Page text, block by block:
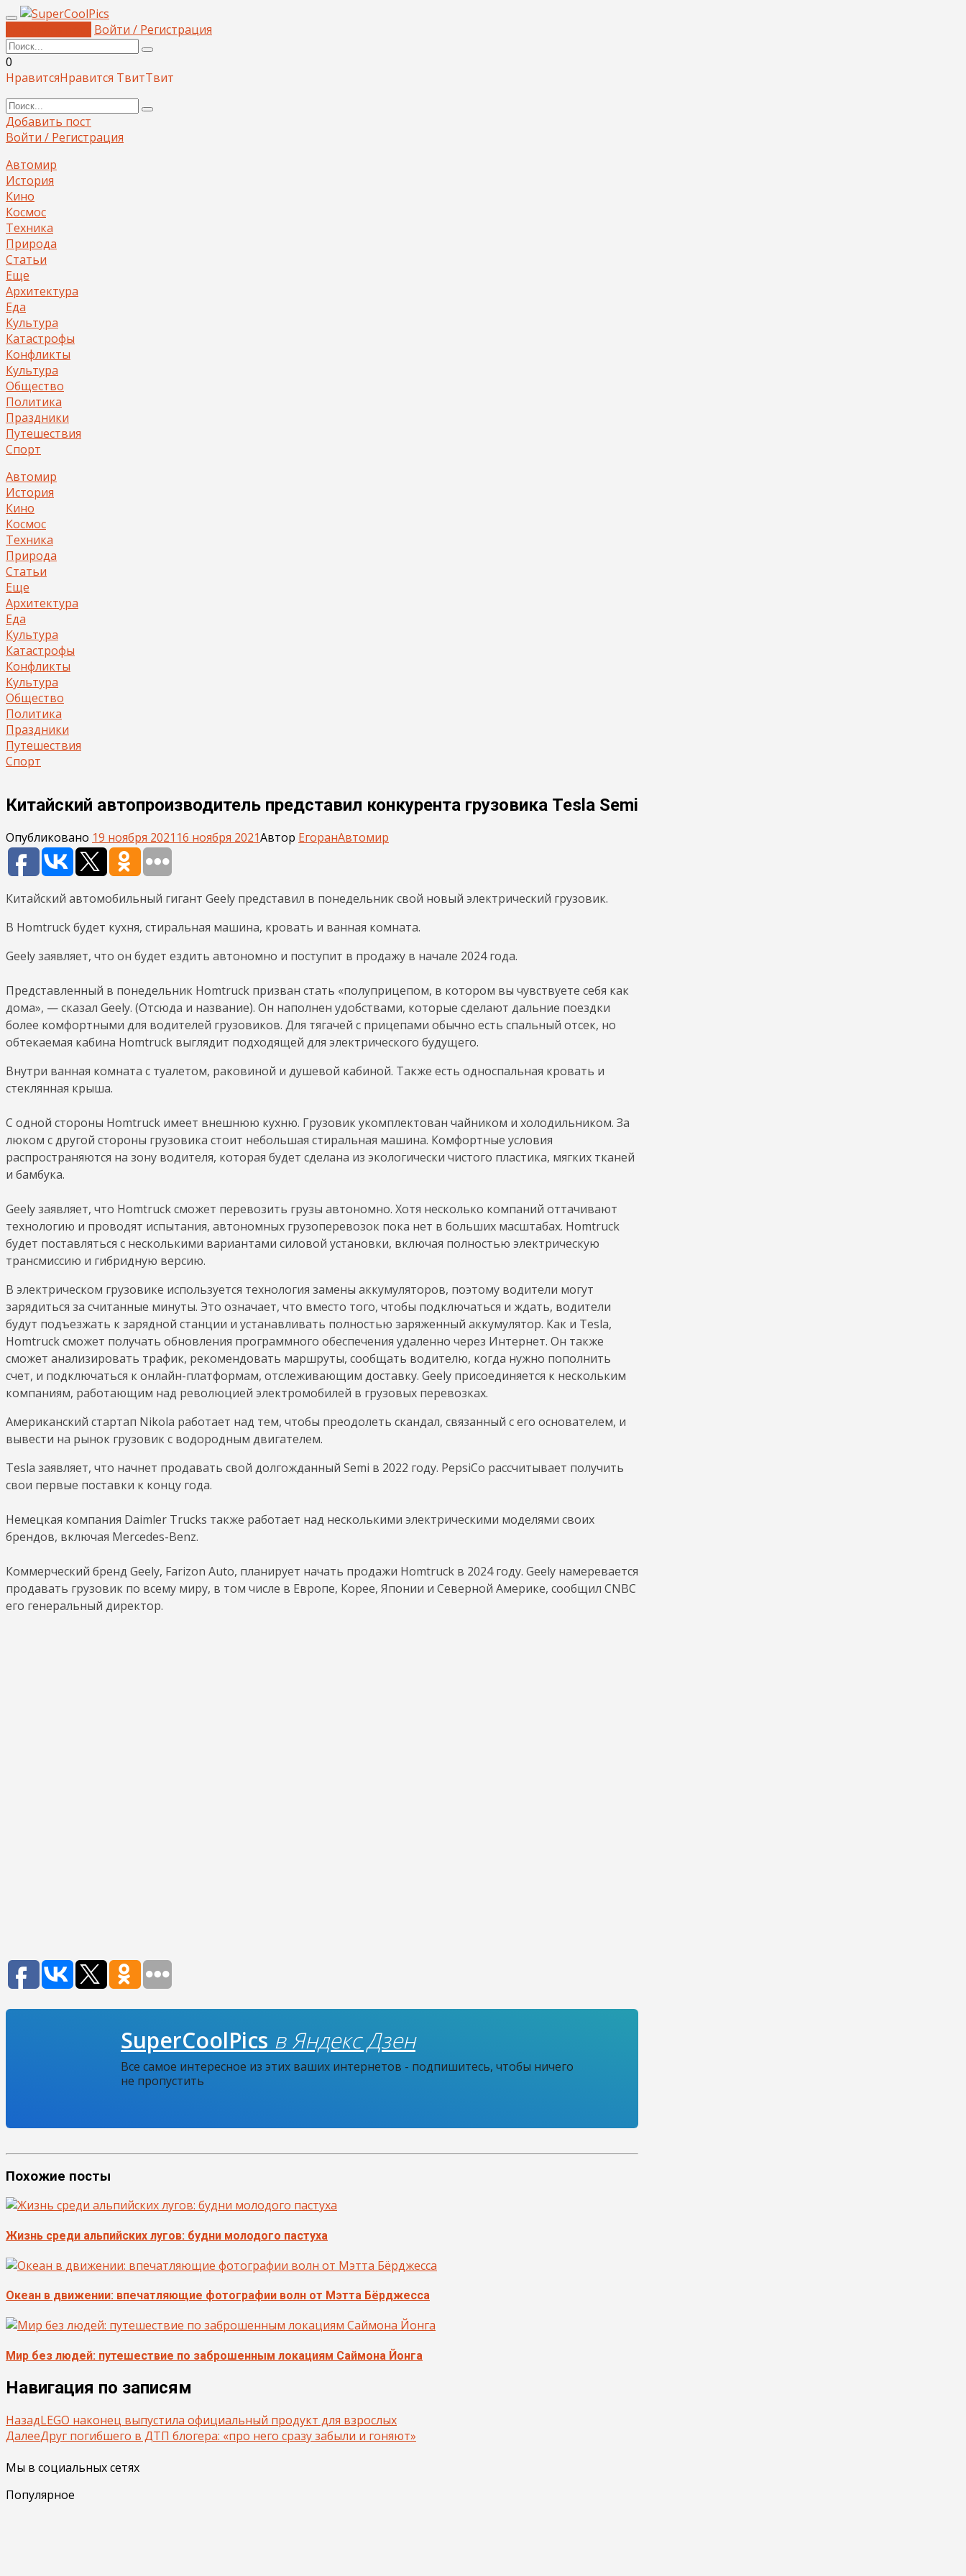
Войти / Регистрация
0
НравитсяНравится ТвитТвит
Добавить пост
Войти / Регистрация
Автомир
История
Кино
Космос
Техника
Природа
Статьи
Еще
Архитектура
Еда
Культура
Катастрофы
Конфликты
Культура
Общество
Политика
Праздники
Путешествия
Спорт
Автомир
История
Кино
Космос
Техника
Природа
Статьи
Еще
Архитектура
Еда
Культура
Катастрофы
Конфликты
Культура
Общество
Политика
Праздники
Путешествия
Спорт
Китайский автопроизводитель представил конкурента грузовика Tesla Semi
Опубликовано 19 ноября 2021 16 ноября 2021Автор ЕгоранАвтомир
Китайский автомобильный гигант Geely представил в понедельник свой новый электрический грузовик.
В Homtruck будет кухня, стиральная машина, кровать и ванная комната.
Geely заявляет, что он будет ездить автономно и поступит в продажу в начале 2024 года.
Представленный в понедельник Homtruck призван стать «полуприцепом, в котором вы чувствуете себя как
дома», — сказал Geely. (Отсюда и название). Он наполнен удобствами, которые сделают дальние поездки
более комфортными для водителей грузовиков. Для тягачей с прицепами обычно есть спальный отсек, но
обтекаемая кабина Homtruck выглядит подходящей для электрического будущего.
Внутри ванная комната с туалетом, раковиной и душевой кабиной. Также есть односпальная кровать и
стеклянная крыша.
С одной стороны Homtruck имеет внешнюю кухню. Грузовик укомплектован чайником и холодильником. За
люком с другой стороны грузовика стоит небольшая стиральная машина. Комфортные условия
распространяются на зону водителя, которая будет сделана из экологически чистого пластика, мягких тканей
и бамбука.
Geely заявляет, что Homtruck сможет перевозить грузы автономно. Хотя несколько компаний оттачивают
технологию и проводят испытания, автономных грузоперевозок пока нет в больших масштабах. Homtruck
будет поставляться с несколькими вариантами силовой установки, включая полностью электрическую
трансмиссию и гибридную версию.
В электрическом грузовике используется технология замены аккумуляторов, поэтому водители могут
зарядиться за считанные минуты. Это означает, что вместо того, чтобы подключаться и ждать, водители
будут подъезжать к зарядной станции и устанавливать полностью заряженный аккумулятор. Как и Tesla,
Homtruck сможет получать обновления программного обеспечения удаленно через Интернет. Он также
сможет анализировать трафик, рекомендовать маршруты, сообщать водителю, когда нужно пополнить
счет, и подключаться к онлайн-платформам, отслеживающим доставку. Geely присоединяется к нескольким
компаниям, работающим над революцией электромобилей в грузовых перевозках.
Американский стартап Nikola работает над тем, чтобы преодолеть скандал, связанный с его основателем, и
вывести на рынок грузовик с водородным двигателем.
Tesla заявляет, что начнет продавать свой долгожданный Semi в 2022 году. PepsiCo рассчитывает получить
свои первые поставки к концу года.
Немецкая компания Daimler Trucks также работает над несколькими электрическими моделями своих
брендов, включая Mercedes-Benz.
Коммерческий бренд Geely, Farizon Auto, планирует начать продажи Homtruck в 2024 году. Geely намеревается
продавать грузовик по всему миру, в том числе в Европе, Корее, Японии и Северной Америке, сообщил CNBC
его генеральный директор.
SuperCoolPics в Яндекс Дзен
Все самое интересное из этих ваших интернетов - подпишитесь, чтобы ничего
не пропустить
Похожие посты
Жизнь среди альпийских лугов: будни молодого пастуха
Океан в движении: впечатляющие фотографии волн от Мэтта Бёрджесса
Мир без людей: путешествие по заброшенным локациям Саймона Йонга
Навигация по записям
НазадLEGO наконец выпустила официальный продукт для взрослых
ДалееДруг погибшего в ДТП блогера: «про него сразу забыли и гоняют»
Мы в социальных сетях
Популярное